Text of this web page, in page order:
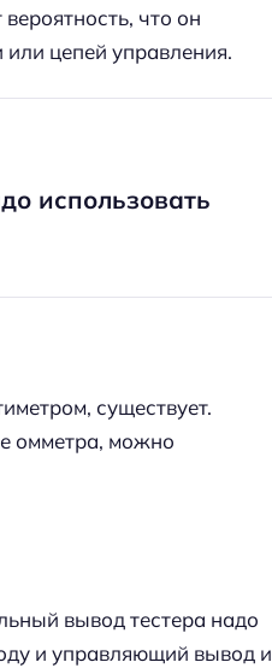
что он
цепей управления.
использовать
существует.
омметра, можно
вывод тестера надо
и управляющий вывод и